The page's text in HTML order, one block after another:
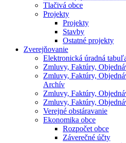
Tlačivá obce
Projekty
Projekty
Stavby
Ostatné projekty
Zverejňovanie
Elektronická úradná
Zmluvy, Faktúry,
Zmluvy, Faktúry,
Archív
Zmluvy, Faktúry,
Zmluvy, Faktúry,
Verejné obstáravanie
Ekonomika obce
Rozpočet obce
Záverečné účty